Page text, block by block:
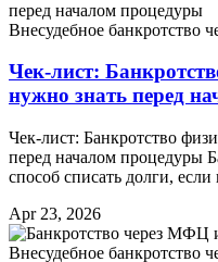
Внесудебное банкротство
Чек-лист:
нужно знать перед
Чек-лист: Банкротство
перед началом процедуры
способ списать долги,
Apr 23, 2026
Внесудебное банкротство